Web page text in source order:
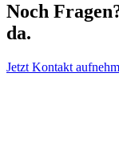
Noch
da.
Jetzt Kontakt